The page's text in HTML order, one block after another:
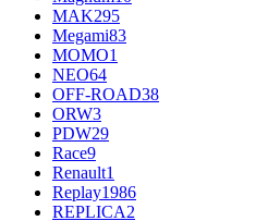
MAK295
Megami83
MOMO1
NEO64
OFF-ROAD38
ORW3
PDW29
Race9
Renault1
Replay1986
REPLICA2